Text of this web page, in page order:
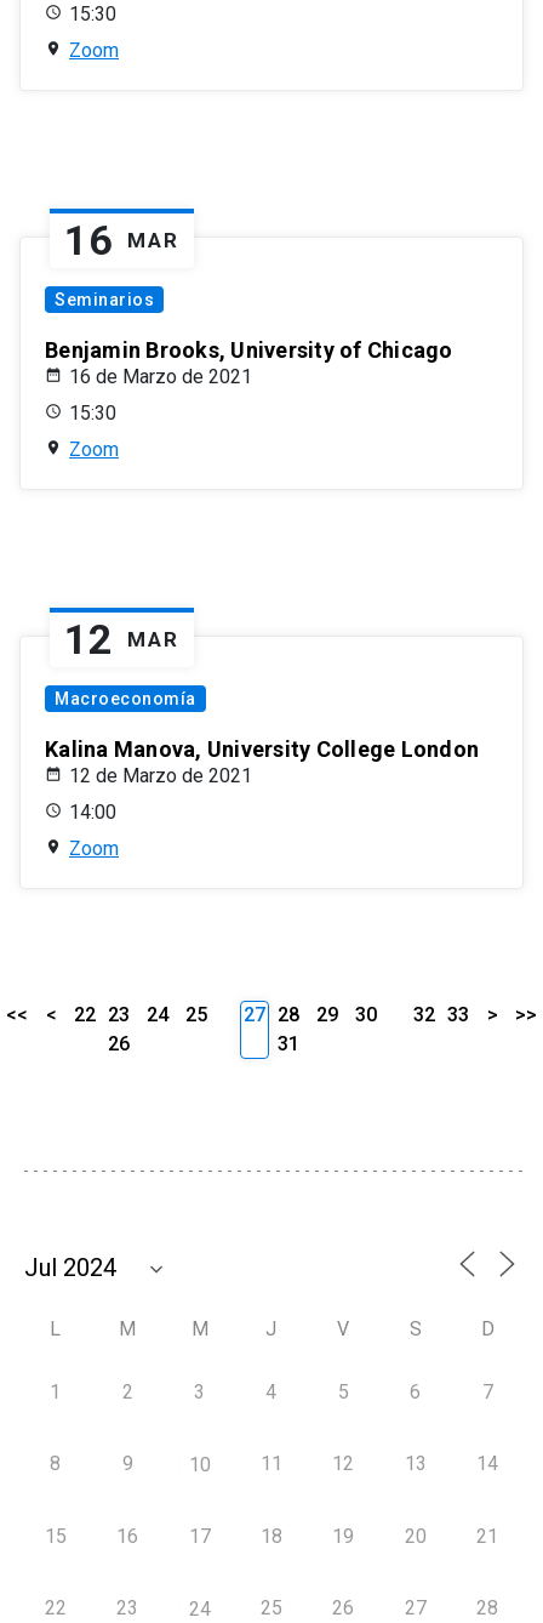
15:30
Zoom
16 MAR
Seminarios
Benjamin Brooks, University of Chicago
16 de Marzo de 2021
15:30
Zoom
12 MAR
Macroeconomía
Kalina Manova, University College London
12 de Marzo de 2021
14:00
Zoom
<< < 22 23 24
25
26
27 28 29
30
31
32 33 > >>
L M M J V S D
1 2 3 4 5 6 7
8 9 10 11 12 13 14
15 16 17 18 19 20 21
22 23 24 25 26 27 28